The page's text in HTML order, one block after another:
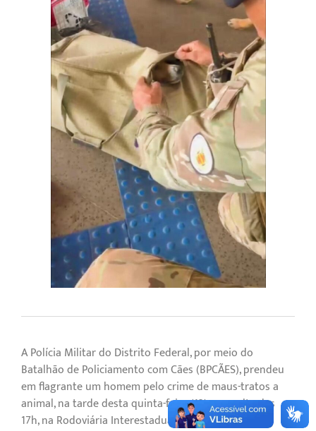
A Polícia Militar do Distrito Federal, por meio do
Batalhão de Policiamento com Cães (BPCÃES), prendeu
em flagrante um homem pelo crime de maus-tratos a
animal, na tarde desta quinta-feira (12), por volta das
17h, na Rodoviária Interestadual de Brasília.